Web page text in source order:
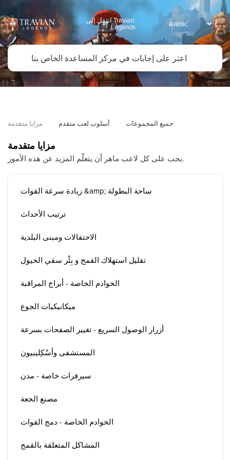
انتقل إلى Travian:
Legends
جميع المجموعات أسلوب لعب متقدم مزايا متقدمة
مزايا متقدمة
يجب على كل لاعب ماهر أن يتعلّم المزيد عن هذه الأمور.
زيادة سرعة القوات &amp; ساحة البطولة
ترتيب الأحداث
الاحتفالات ومبنى البلدية
تقليل استهلاك القمح و بِئْر سقي الخيول
الخوادم الخاصة - أبراج المراقبة
ميكانيكيات الجوع
أزرار الوصول السريع - تغيير الصفحات بسرعة
المستشفى وأسْكِليبيون
سيرفرات خاصة - مدن
مصنع الجعة
الخوادم الخاصة - دمج القوات
المشاكل المتعلقة بالقمح